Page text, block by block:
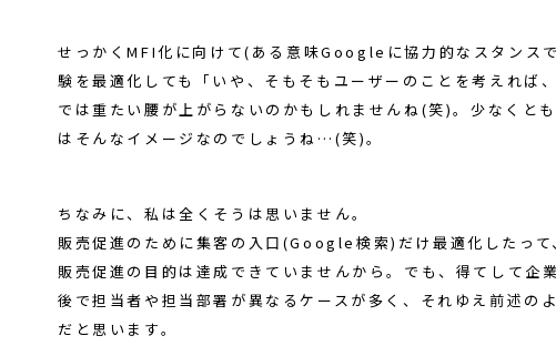
せっかくMFI化に向けて(ある意味Googleに協力的なスタンス
験を最適化しても「いや、そもそもユーザーのことを考えれば
では重たい腰が上がらないのかもしれませんね(笑)。少なくと
はそんなイメージなのでしょうね…(笑)。
ちなみに、私は全くそうは思いません。
販売促進のために集客の入口(Google検索)だけ最適化したって
販売促進の目的は達成できていませんから。でも、得てして企
後で担当者や担当部署が異なるケースが多く、それゆえ前述の
だと思います。